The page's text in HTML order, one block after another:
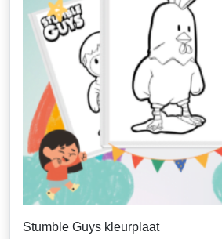
Stumble Guys kleurplaat